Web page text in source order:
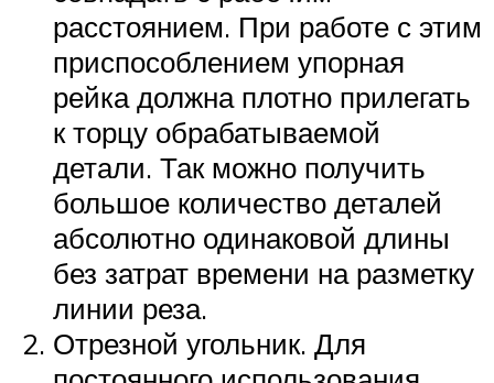
расстоянием. При работе с этим
приспособлением упорная
рейка должна плотно прилегать
к торцу обрабатываемой
детали. Так можно получить
большое количество деталей
абсолютно одинаковой длины
без затрат времени на разметку
линии реза.
Отрезной угольник. Для